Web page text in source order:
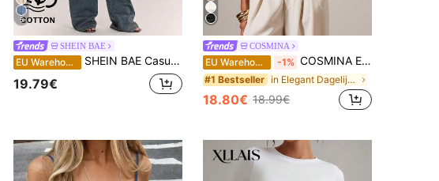
5
SHEIN BAE
EU Warehouse SHEIN BAE Casual zwart T-shirt voor dames met kanten patchwork voor lente/zomer, asymmetrische kanten zoom, effen kleurontwerp. Geschikt voor dagelijks gebruik, casual top voor lente/zomer. Geschikt voor sociale evenementen overdag/s avonds en stadsuitjes, kanten patchwork, zwart T-shirt, zomer T-shirt
19.79€
COSMINA
EU Warehouse -1% COSMINA Elegant T-shirt met ronde hals en gerimpelde mouwen voor dames, geschikt voor alle seizoenen
#1 Bestseller in Elegant Dagelijkse casual T-shirts
18.80€ 18.99€